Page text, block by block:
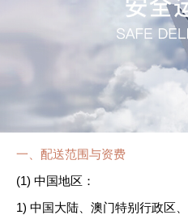
一、配送范围与资费
(1) 中国地区：
1) 中国大陆、澳门特别行政区